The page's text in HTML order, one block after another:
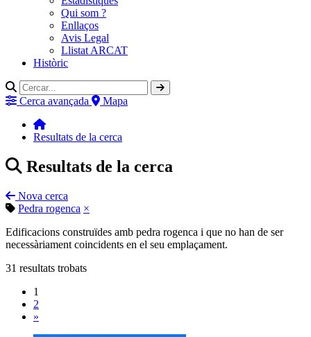
Qui som ?
Enllaços
Avis Legal
Llistat ARCAT
Històric
Cerca avançada Mapa
Resultats de la cerca
Resultats de la cerca
Nova cerca
Pedra rogenca ×
Edificacions construïdes amb pedra rogenca i que no han de ser
necessàriament coincidents en el seu emplaçament.
31 resultats trobats
1
2
»